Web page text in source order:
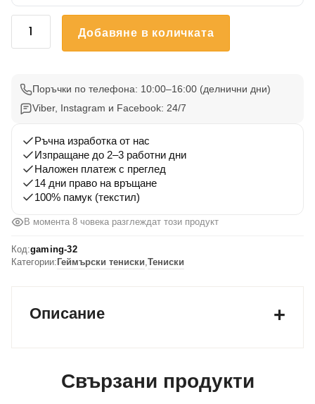
количество
32
Добавяне в количката
Поръчки по телефона: 10:00–16:00 (делнични дни)
Viber, Instagram и Facebook: 24/7
Ръчна изработка от нас
Изпращане до 2–3 работни дни
Наложен платеж с преглед
14 дни право на връщане
100% памук (текстил)
В момента 8 човека разглеждат този продукт
Код:gaming-32
Категории: Геймърски тениски Тениски
Описание
Свързани продукти